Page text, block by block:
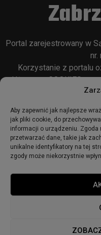
Aby zapewnić jak najlepsze
jak pliki cookie, do
informacji o urządzeniu.
przetwarzać dane, takie jak
unikalne identyfikatory na tej
zgody może niekorzystnie
Portal zarejestrowany w
nr.
Korzystanie z portalu
Używamy COOKIES w
©
Polityka